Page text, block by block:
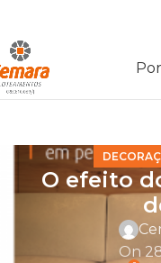
O efeito
On